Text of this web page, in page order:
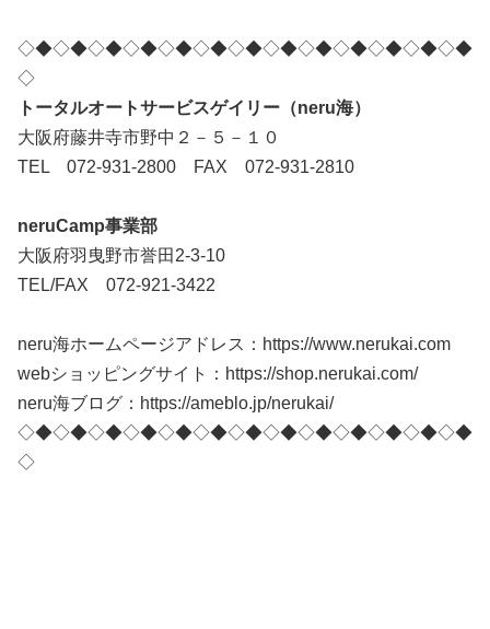
◇◆◇◆◇◆◇◆◇◆◇◆◇◆◇◆◇◆◇◆◇◆◇◆◇◆
◇
トータルオートサービスゲイリー（neru海）
大阪府藤井寺市野中２－５－１０
TEL 072-931-2800 FAX 072-931-2810
neruCamp事業部
大阪府羽曳野市誉田2-3-10
TEL/FAX 072-921-3422
neru海ホームページアドレス：https://www.nerukai.com
webショッピングサイト：https://shop.nerukai.com/
neru海ブログ：https://ameblo.jp/nerukai/
◇◆◇◆◇◆◇◆◇◆◇◆◇◆◇◆◇◆◇◆◇◆◇◆◇◆
◇